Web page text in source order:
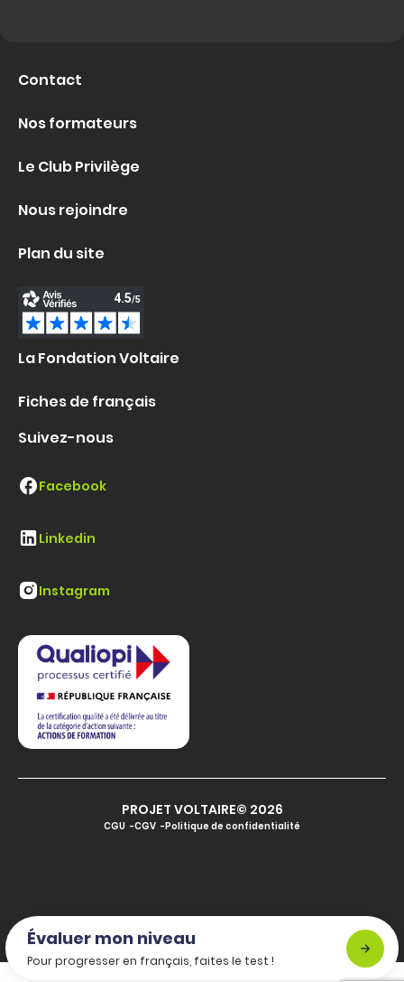
Évaluer mon niveau
Pour progresser en français, faites le test !
Contact
Nos formateurs
Le Club Privilège
Nous rejoindre
Plan du site
La Fondation Voltaire
Fiches de français
Suivez-nous
Facebook
Linkedin
Instagram
PROJET VOLTAIRE© 2026
CGU CGV Politique de confidentialité